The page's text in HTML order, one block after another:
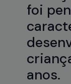
foi
anos.